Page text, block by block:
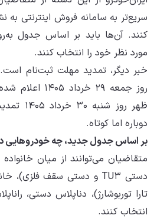
کنند. آن‌ها باید بر اساس جدول
مورد نظر خود را انتخاب کنند.
خبر دیگر، تمدید مهلت ثبت‌نام
ظهر
دوباره اما کوتاه.
بر اساس جدول جدید، چه
انتخاب کنند.